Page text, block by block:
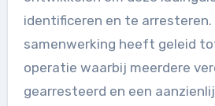
identificeren en te arresteren.
samenwerking heeft geleid
operatie waarbij meerdere
gearresteerd en een